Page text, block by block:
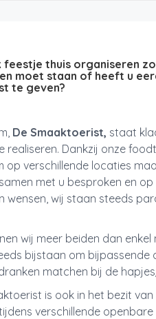
feestje thuis organiseren
moet staan of heeft u
te geven?
De Smaaktoerist, staat
realiseren. Dankzij onze
op verschillende locaties
met u besproken en
wensen, wij staan steeds
wij meer beiden dan
bijstaan om bijpassende
matchen bij de
is ook in het bezit
verschillende